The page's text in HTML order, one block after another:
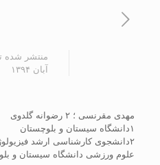
منتشر شده
آبان ۱۳۹۴
مهدی مقرنسی ؛ ۲ رضوانه گلدوی
۱دانشگاه سیستان و بلوچستان
۲دانشجوی کارشناسی ارشد
علوم ورزشی دانشگاه سیستان و